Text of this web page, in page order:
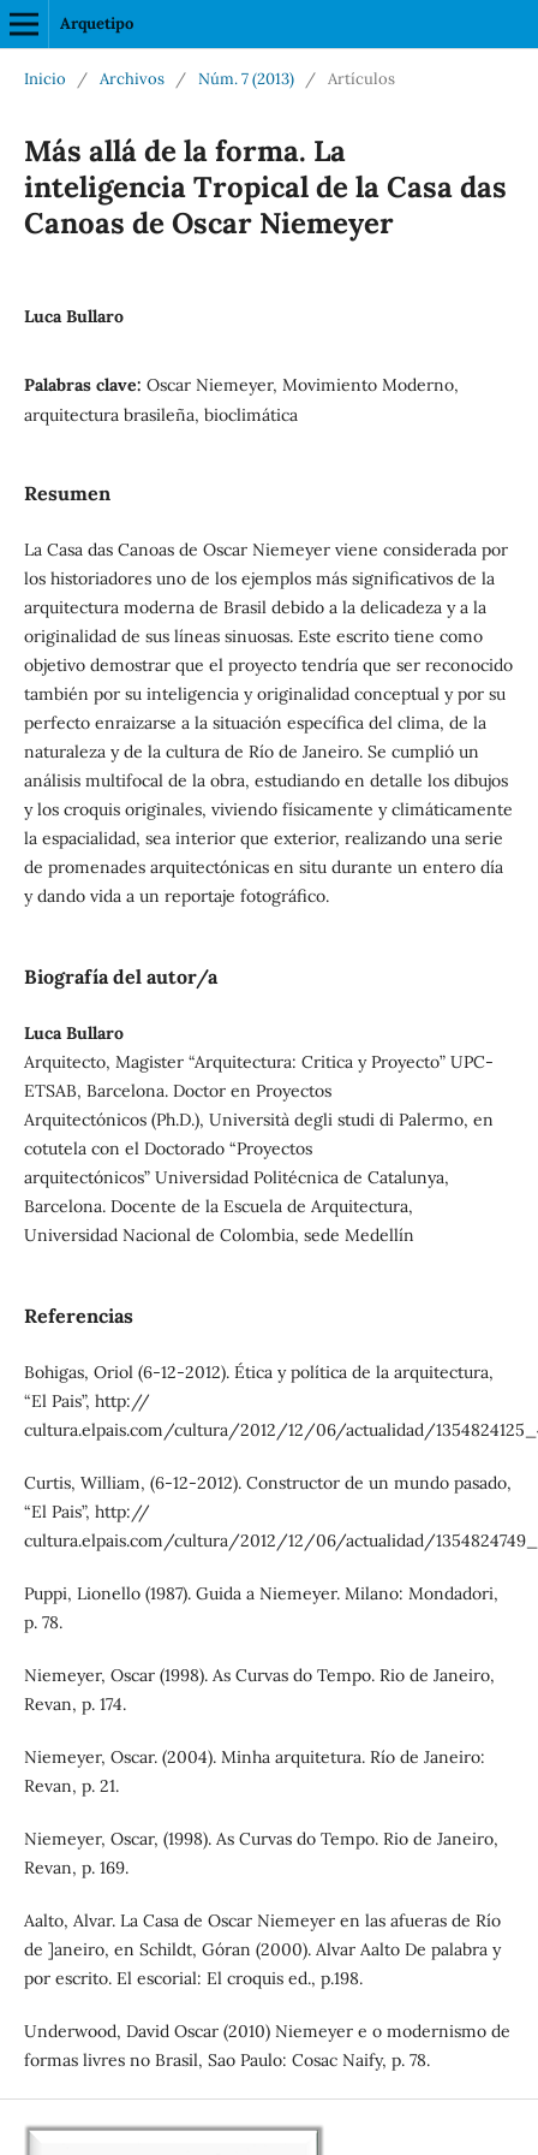
Arquetipo
Inicio / Archivos / Núm. 7 (2013) / Artículos
Más allá de la forma. La
inteligencia Tropical de la Casa das
Canoas de Oscar Niemeyer
Luca Bullaro
Palabras clave: Oscar Niemeyer, Movimiento Moderno,
arquitectura brasileña, bioclimática
Resumen
La Casa das Canoas de Oscar Niemeyer viene considerada por
los historiadores uno de los ejemplos más significativos de la
arquitectura moderna de Brasil debido a la delicadeza y a la
originalidad de sus líneas sinuosas. Este escrito tiene como
objetivo demostrar que el proyecto tendría que ser reconocido
también por su inteligencia y originalidad conceptual y por su
perfecto enraizarse a la situación específica del clima, de la
naturaleza y de la cultura de Río de Janeiro. Se cumplió un
análisis multifocal de la obra, estudiando en detalle los dibujos
y los croquis originales, viviendo físicamente y climáticamente
la espacialidad, sea interior que exterior, realizando una serie
de promenades arquitectónicas en situ durante un entero día
y dando vida a un reportaje fotográfico.
Biografía del autor/a
Luca Bullaro
Arquitecto, Magister “Arquitectura: Critica y Proyecto” UPC-
ETSAB, Barcelona. Doctor en Proyectos
Arquitectónicos (Ph.D.), Università degli studi di Palermo, en
cotutela con el Doctorado “Proyectos
arquitectónicos” Universidad Politécnica de Catalunya,
Barcelona. Docente de la Escuela de Arquitectura,
Universidad Nacional de Colombia, sede Medellín
Referencias
Bohigas, Oriol (6-12-2012). Ética y política de la arquitectura,
“El Pais”, http://
cultura.elpais.com/cultura/2012/12/06/actualidad/
Curtis, William, (6-12-2012). Constructor de un mundo pasado,
“El Pais”, http://
cultura.elpais.com/cultura/2012/12/06/actualidad/
Puppi, Lionello (1987). Guida a Niemeyer. Milano: Mondadori,
p. 78.
Niemeyer, Oscar (1998). As Curvas do Tempo. Rio de Janeiro,
Revan, p. 174.
Niemeyer, Oscar. (2004). Minha arquitetura. Río de Janeiro:
Revan, p. 21.
Niemeyer, Oscar, (1998). As Curvas do Tempo. Rio de Janeiro,
Revan, p. 169.
Aalto, Alvar. La Casa de Oscar Niemeyer en las afueras de Río
de ]aneiro, en Schildt, Góran (2000). Alvar Aalto De palabra y
por escrito. El escorial: El croquis ed., p.198.
Underwood, David Oscar (2010) Niemeyer e o modernismo de
formas livres no Brasil, Sao Paulo: Cosac Naify, p. 78.